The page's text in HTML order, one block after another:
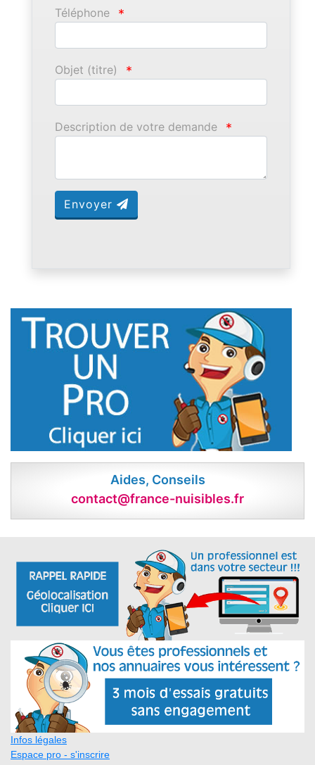
Téléphone *
Objet (titre) *
Description de votre demande *
Envoyer
Aides, Conseils
contact@france-nuisibles.fr
Infos légales
Espace pro - s'inscrire